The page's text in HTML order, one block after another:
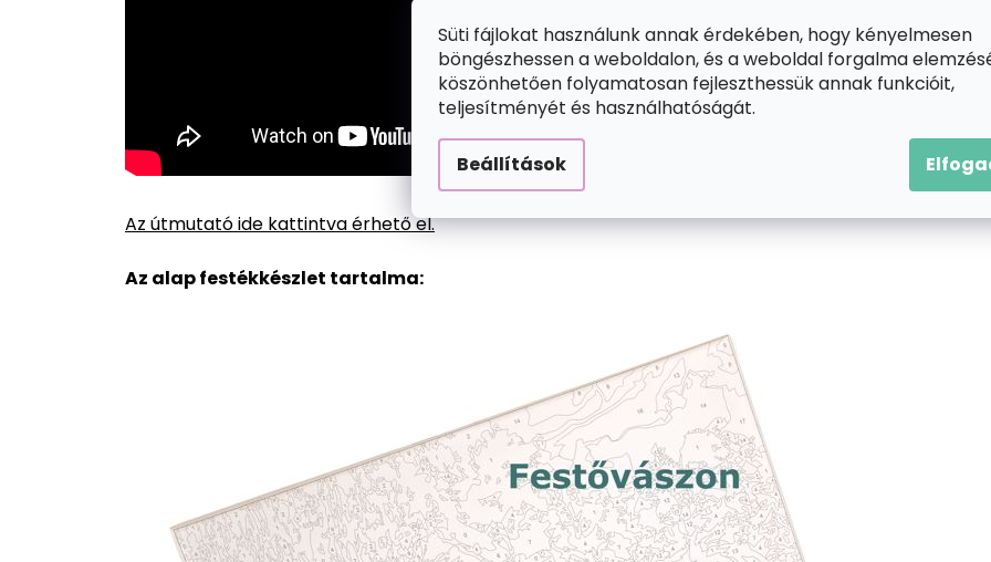
Süti fájlokat használunk annak érdekében, hogy kényelmesen
böngészhessen a weboldalon, és a weboldal forgalma
köszönhetően folyamatosan fejleszthessük annak funkcióit,
teljesítményét és használhatóságát.
Beállítások
Az útmutató ide kattintva érhető el.
Az alap festékkészlet tartalma: